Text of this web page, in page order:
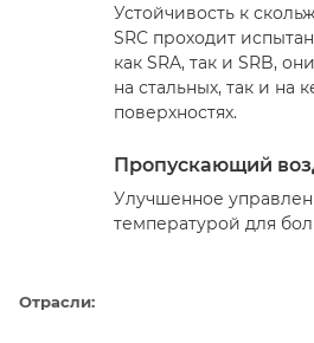
Устойчивость к
SRC проходит
как SRA, так и SRB,
на стальных, так и на
поверхностях.
Пропускающий
Улучшенное
температурой для
Отрасли: